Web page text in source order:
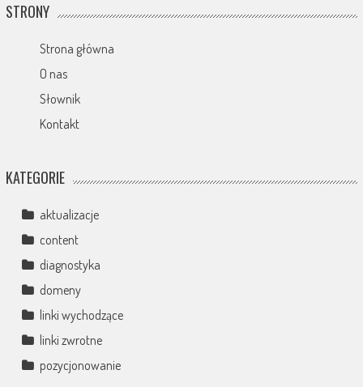
STRONY
Strona główna
O nas
Słownik
Kontakt
KATEGORIE
aktualizacje
content
diagnostyka
domeny
linki wychodzące
linki zwrotne
pozycjonowanie